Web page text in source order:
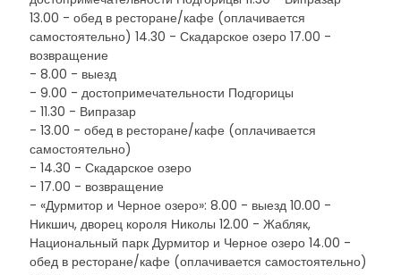
13.00 - обед в ресторане/кафе (оплачивается
самостоятельно) 14.30 - Скадарское озеро 17.00 -
возвращение
- 8.00 - выезд
- 9.00 - достопримечательности Подгорицы
- 11.30 - Випразар
- 13.00 - обед в ресторане/кафе (оплачивается
самостоятельно)
- 14.30 - Скадарское озеро
- 17.00 - возвращение
- «Дурмитор и Черное озеро»: 8.00 - выезд 10.00 -
Никшич, дворец короля Николы 12.00 - Жабляк,
Национальный парк Дурмитор и Черное озеро 14.00 -
обед в ресторане/кафе (оплачивается самостоятельно)